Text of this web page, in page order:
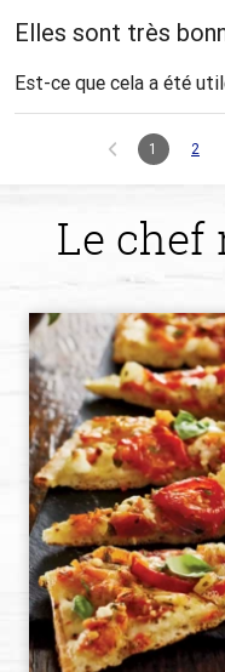
Elles sont très
Est-ce que cela a été
1 2
Le chef